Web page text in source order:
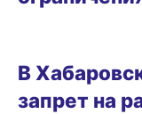
В
запрет на